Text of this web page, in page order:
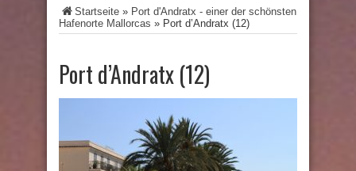
Startseite » Port d'Andratx - einer der schönsten
Hafenorte Mallorcas » Port d’Andratx (12)
Port d’Andratx (12)